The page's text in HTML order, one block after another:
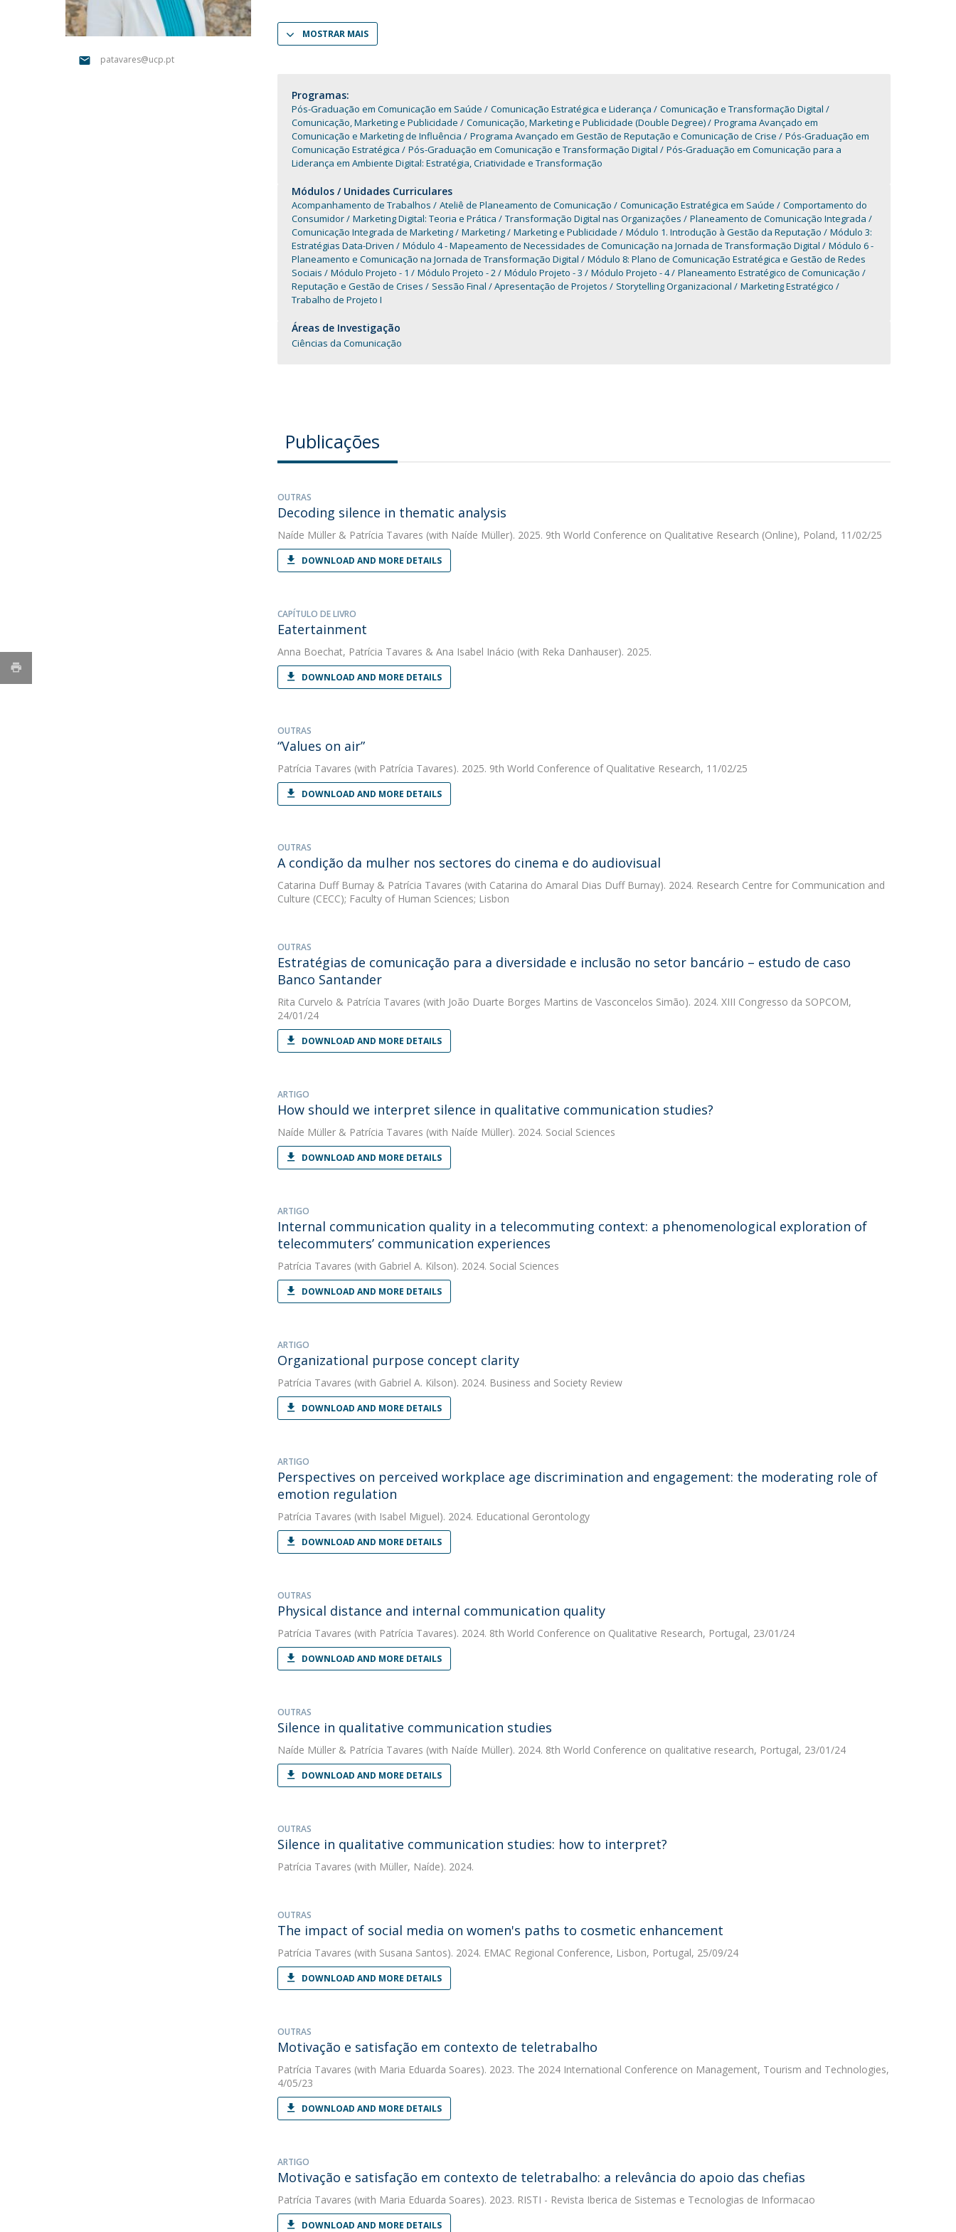
MYFCH Doutoramentos
Portuguesa
Católica Research Centre for Psychological, Family and
patavares@ucp.pt
MOSTRAR MAIS
Programas:
Pós-Graduação em Comunicação em Saúde Comunicação Estratégica e Liderança
Comunicação e Transformação Digital
Comunicação, Marketing e Publicidade
Comunicação, Marketing e Publicidade (Double Degree)
Programa Avançado em
Comunicação e Marketing de Influência
Programa Avançado em Gestão de Reputação e Comunicação de Crise
Pós-Graduação em
Comunicação Estratégica
Pós-Graduação em Comunicação e Transformação Digital
Pós-Graduação em Comunicação para a
Liderança em Ambiente Digital: Estratégia, Criatividade e Transformação
Módulos / Unidades Curriculares
Acompanhamento de Trabalhos Ateliê de Planeamento de Comunicação Comunicação Estratégica em Saúde
Comportamento do
Consumidor
Marketing Digital: Teoria e Prática Transformação Digital nas Organizações
Planeamento de Comunicação Integrada
Comunicação Integrada de Marketing
Marketing Marketing e Publicidade Módulo 1. Introdução à Gestão da Reputação
Módulo 3:
Estratégias Data-Driven
Módulo 4 - Mapeamento de Necessidades de Comunicação na Jornada de Transformação Digital
Módulo 6 -
Planeamento e Comunicação na Jornada de Transformação Digital
Módulo 8: Plano de Comunicação Estratégica e Gestão de Redes
Sociais
Módulo Projeto - 1 Módulo Projeto - 2 Módulo Projeto - 3 Módulo Projeto - 4
Planeamento Estratégico de Comunicação
Reputação e Gestão de Crises
Sessão Final / Apresentação de Projetos Storytelling Organizacional
Marketing Estratégico
Trabalho de Projeto I
Áreas de Investigação
Ciências da Comunicação
Publicações
OUTRAS
Decoding silence in thematic analysis
Naíde Müller& Patrícia Tavares (with Naíde Müller). 2025. 9th World Conference on Qualitative Research (Online), Poland, 11/02/25
DOWNLOAD AND MORE DETAILS
CAPÍTULO DE LIVRO
Eatertainment
Anna Boechat, Patrícia Tavares & Ana Isabel Inácio (with Reka Danhauser). 2025.
DOWNLOAD AND MORE DETAILS
OUTRAS
“Values on air”
Patrícia Tavares (with Patrícia Tavares). 2025. 9th World Conference of Qualitative Research, 11/02/25
DOWNLOAD AND MORE DETAILS
OUTRAS
A condição da mulher nos sectores do cinema e do audiovisual
Catarina Duff Burnay& Patrícia Tavares (with Catarina do Amaral Dias Duff Burnay). 2024. Research Centre for Communication and
Culture (CECC); Faculty of Human Sciences; Lisbon
OUTRAS
Estratégias de comunicação para a diversidade e inclusão no setor bancário – estudo de caso
Banco Santander
Rita Curvelo & Patrícia Tavares (with João Duarte Borges Martins de Vasconcelos Simão). 2024. XIII Congresso da SOPCOM,
24/01/24
DOWNLOAD AND MORE DETAILS
ARTIGO
How should we interpret silence in qualitative communication studies?
Naíde Müller& Patrícia Tavares (with Naíde Müller). 2024. Social Sciences
DOWNLOAD AND MORE DETAILS
ARTIGO
Internal communication quality in a telecommuting context: a phenomenological exploration of
telecommuters’ communication experiences
Patrícia Tavares (with Gabriel A. Kilson). 2024. Social Sciences
DOWNLOAD AND MORE DETAILS
ARTIGO
Organizational purpose concept clarity
Patrícia Tavares (with Gabriel A. Kilson). 2024. Business and Society Review
DOWNLOAD AND MORE DETAILS
ARTIGO
Perspectives on perceived workplace age discrimination and engagement: the moderating role of
emotion regulation
Patrícia Tavares (with Isabel Miguel). 2024. Educational Gerontology
DOWNLOAD AND MORE DETAILS
OUTRAS
Physical distance and internal communication quality
Patrícia Tavares (with Patrícia Tavares). 2024. 8th World Conference on Qualitative Research, Portugal, 23/01/24
DOWNLOAD AND MORE DETAILS
OUTRAS
Silence in qualitative communication studies
Naíde Müller& Patrícia Tavares (with Naíde Müller). 2024. 8th World Conference on qualitative research, Portugal, 23/01/24
DOWNLOAD AND MORE DETAILS
OUTRAS
Silence in qualitative communication studies: how to interpret?
Patrícia Tavares (with Müller, Naíde). 2024.
OUTRAS
The impact of social media on women's paths to cosmetic enhancement
Patrícia Tavares (with Susana Santos). 2024. EMAC Regional Conference, Lisbon, Portugal, 25/09/24
DOWNLOAD AND MORE DETAILS
OUTRAS
Motivação e satisfação em contexto de teletrabalho
Patrícia Tavares (with Maria Eduarda Soares). 2023. The 2024 International Conference on Management, Tourism and Technologies,
4/05/23
DOWNLOAD AND MORE DETAILS
ARTIGO
Motivação e satisfação em contexto de teletrabalho: a relevância do apoio das chefias
Patrícia Tavares (with Maria Eduarda Soares). 2023. RISTI - Revista Iberica de Sistemas e Tecnologias de Informacao
DOWNLOAD AND MORE DETAILS